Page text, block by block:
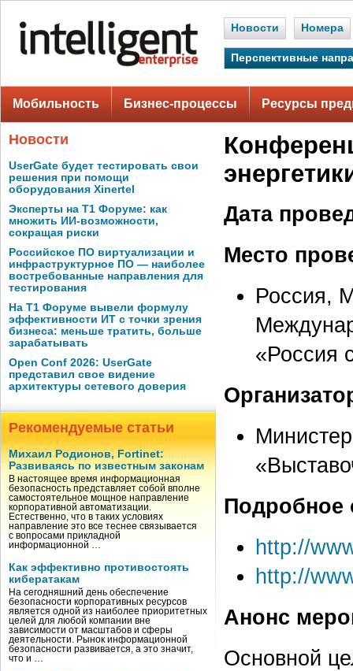
Новости Номера
Перспективные
Мобильность Бизнес-процессы Ресурсы
Новости
UserGate будет тестировать свои
решения при помощи
оборудования Xinertel
Эксперты на Т1 Форуме: как
множить ИИ-возможности,
сокращая риски
Российское ПО виртуализации и
инфраструктурное ПО — наиболее
востребованные направления для
тестирования
На Т1 Форуме вывели формулу
эффективности ИТ с точки зрения
бизнеса: меньше тратить, больше
зарабатывать
Open Conf 2026: UserGate
представил свое видение
архитектуры сетевого доверия
Рекомендуемые статьи
Михаил Родионов, Fortinet:
Развиваясь по известным законам
В настоящее время информационная
безопасность представляет собой вполне
самостоятельное мощное направление
корпоративной автоматизации.
Естественно, что в таких условиях
направление это все теснее связывается
с вопросами прикладной
информационной …
Как эффективно противостоять
кибератакам
На сегодняшний день обеспечение
безопасности корпоративных ресурсов
является одной из наиболее приоритетных
целей для любой компании вне
зависимости от масштабов и сферы
деятельности. Рынок информационной
безопасности развивается, а это значит,
что и …
Дата
Место
Россия,
«Россия
Подробное
http://
http://
Анонс
Основной